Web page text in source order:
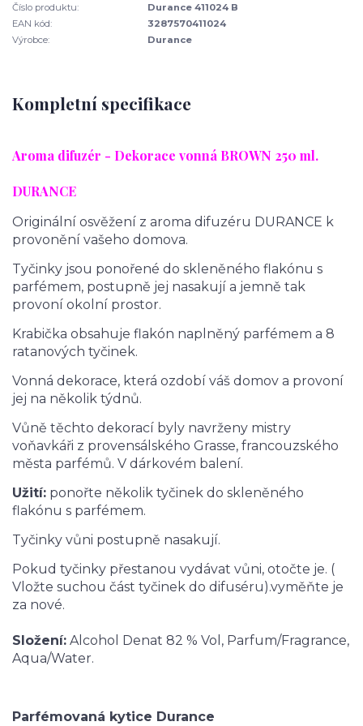
Číslo produktu:
Durance 411024 B
EAN kód:
3287570411024
Výrobce:
Durance
Kompletní specifikace
Aroma difuzér - Dekorace vonná BROWN 250 ml.
DURANCE
Originální osvěžení z aroma difuzéru DURANCE k
provonění vašeho domova.
Tyčinky jsou ponořené do skleněného flakónu s
parfémem, postupně jej nasakují a jemně tak
provoní okolní prostor.
Krabička obsahuje flakón naplněný parfémem a 8
ratanových tyčinek.
Vonná dekorace, která ozdobí váš domov a provoní
jej na několik týdnů.
Vůně těchto dekorací byly navrženy mistry
voňavkáři z provensálského Grasse, francouzského
města parfémů. V dárkovém balení.
Užití: ponořte několik tyčinek do skleněného
flakónu s parfémem.
Tyčinky vůni postupně nasakují.
Pokud tyčinky přestanou vydávat vůni, otočte je. (
Vložte suchou část tyčinek do difuséru).vyměňte je
za nové.
Složení: Alcohol Denat 82 % Vol, Parfum/Fragrance,
Aqua/Water.
Parfémovaná kytice Durance